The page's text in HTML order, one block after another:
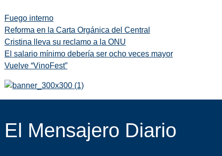
Fuego interno
Reforma en la Carta Orgánica del Central
Cristina lleva su reclamo a la ONU
El salario mínimo debería ser ocho veces mayor
Vuelve “VinoFest”
El Mensajero Diario